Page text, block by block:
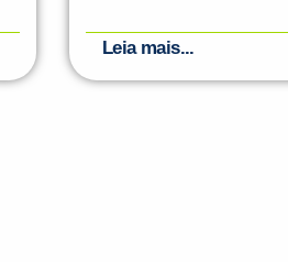
Leia mais...